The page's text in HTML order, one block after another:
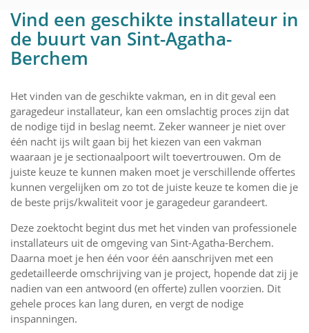
Vind een geschikte installateur in
de buurt van Sint-Agatha-
Berchem
Het vinden van de geschikte vakman, en in dit geval een
garagedeur installateur, kan een omslachtig proces zijn dat
de nodige tijd in beslag neemt. Zeker wanneer je niet over
één nacht ijs wilt gaan bij het kiezen van een vakman
waaraan je je sectionaalpoort wilt toevertrouwen. Om de
juiste keuze te kunnen maken moet je verschillende offertes
kunnen vergelijken om zo tot de juiste keuze te komen die je
de beste prijs/kwaliteit voor je garagedeur garandeert.
Deze zoektocht begint dus met het vinden van professionele
installateurs uit de omgeving van Sint-Agatha-Berchem.
Daarna moet je hen één voor één aanschrijven met een
gedetailleerde omschrijving van je project, hopende dat zij je
nadien van een antwoord (en offerte) zullen voorzien. Dit
gehele proces kan lang duren, en vergt de nodige
inspanningen.